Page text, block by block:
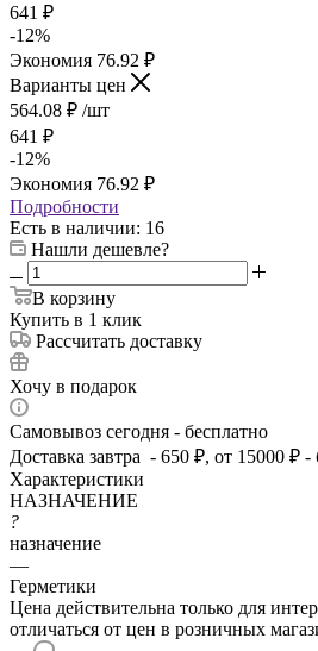
641 ₽
-12%
Экономия 76.92 ₽
Варианты цен
564.08 ₽ /шт
641 ₽
-12%
Экономия 76.92 ₽
Подробности
Есть в наличии: 16
Нашли дешевле?
В корзину
Купить в 1 клик
Рассчитать доставку
Хочу в подарок
Самовывоз сегодня - бесплатно
Доставка завтра - 650 ₽, от 15000 ₽ -
Характеристики
НАЗНАЧЕНИЕ
?
назначение
—
Герметики
Цена действительна только для
отличаться от цен в розничных